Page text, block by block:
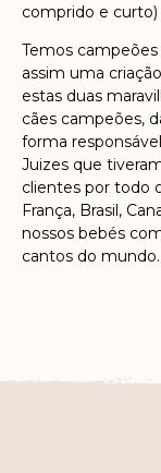
comprido e curto)
Temos
assim uma
estas duas
cães campeões,
forma
Juizes que
clientes por todo
França, Brasil,
nossos bebés
cantos do mundo.